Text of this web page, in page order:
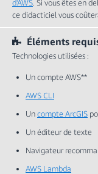
d'AWS . Si vous êtes en
ce didacticiel vous
Éléments
Technologies utilisées :
Un compte AWS**
AWS CLI
Uncompte ArcGIS
Un éditeur de texte
Navigateur
AWS Lambda